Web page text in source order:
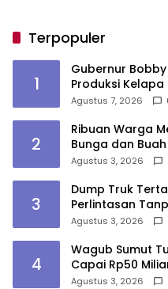
Terpopuler
1
Gubernur
Produksi
Agustus 7, 2026
2
Ribuan Warga
Bunga dan
Aman di Bawah
Agustus 3, 2026
3
Dump Truk
Perlintasan
Tewas
Agustus 3, 2026
4
Wagub Sumut
Capai Rp50
Agustus 3, 2026